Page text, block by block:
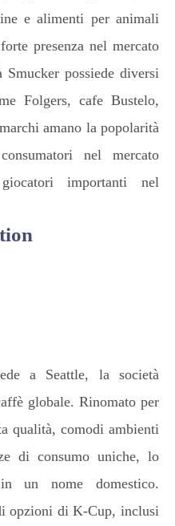
e alimenti per animali
presenza nel mercato
possiede diversi
Folgers, cafe Bustelo,
amano la popolarità
nel mercato
importanti nel
a Seattle, la società
globale. Rinomato per
qualità, comodi ambienti
di consumo uniche, lo
un nome domestico.
opzioni di K-Cup, inclusi